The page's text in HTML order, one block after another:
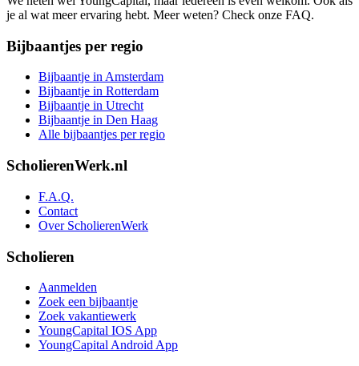
je al wat meer ervaring hebt. Meer weten? Check onze FAQ.
Bijbaantjes per regio
Bijbaantje in Amsterdam
Bijbaantje in Rotterdam
Bijbaantje in Utrecht
Bijbaantje in Den Haag
Alle bijbaantjes per regio
ScholierenWerk.nl
F.A.Q.
Contact
Over ScholierenWerk
Scholieren
Aanmelden
Zoek een bijbaantje
Zoek vakantiewerk
YoungCapital IOS App
YoungCapital Android App